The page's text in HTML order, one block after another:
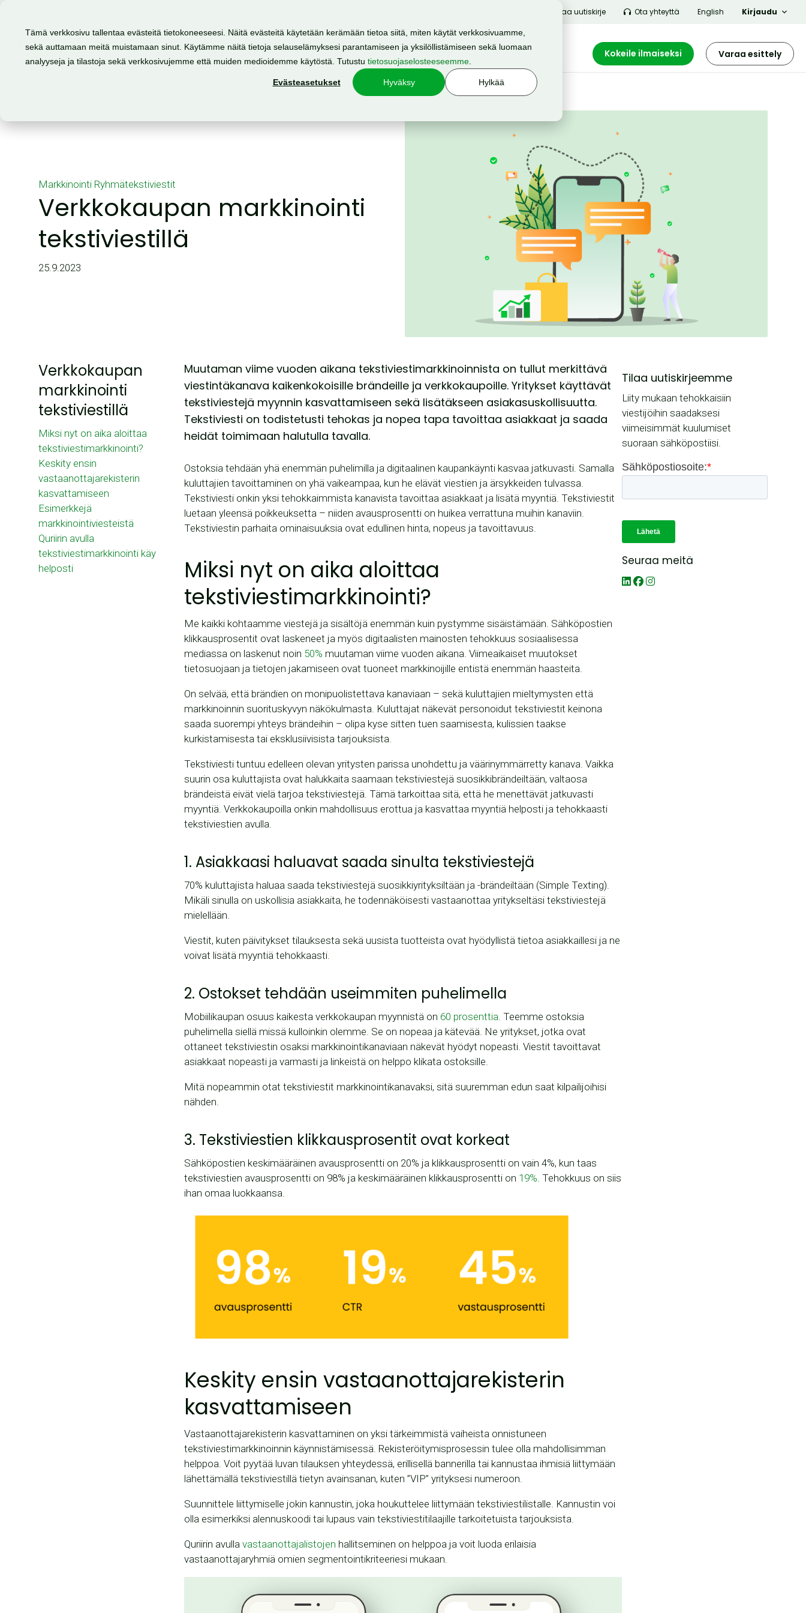
Tämä verkkosivu tallentaa evästeitä tietokoneeseesi. Näitä evästeitä käytetään kerämään tietoa siitä, miten käytät verkkosivuamme,
sekä auttamaan meitä muistamaan sinut. Käytämme näitä tietoja selauselämyksesi parantamiseen ja yksilöllistämiseen sekä luomaan
analyyseja ja tilastoja sekä verkkosivujemme että muiden medioidemme käytöstä. Tutustu tietosuojaselosteeseemme
Evästeasetukset Hyväksy Hylkää
Tilaa uutiskirje Ota yhteyttä Kirjaudu
English
Tuote Mahdollisuudet Resurssit Hinnasto Meistä Varaa esittely
Kokeile ilmaiseksi
Markkinointi Ryhmätekstiviestit
Verkkokaupan markkinointi
tekstiviestillä
25.9.2023
Verkkokaupan
markkinointi
tekstiviestillä
Miksi nyt on aika aloittaa
tekstiviestimarkkinointi?
Keskity ensin
vastaanottajarekisterin
kasvattamiseen
Esimerkkejä
markkinointiviesteistä
Quriirin avulla
tekstiviestimarkkinointi käy
helposti
Muutaman viime vuoden aikana tekstiviestimarkkinoinnista on tullut merkittävä
viestintäkanava kaikenkokoisille brändeille ja verkkokaupoille. Yritykset käyttävät
tekstiviestejä myynnin kasvattamiseen sekä lisätäkseen asiakasuskollisuutta.
Tekstiviesti on todistetusti tehokas ja nopea tapa tavoittaa asiakkaat ja saada
heidät toimimaan halutulla tavalla.
Ostoksia tehdään yhä enemmän puhelimilla ja digitaalinen kaupankäynti kasvaa jatkuvasti. Samalla
kuluttajien tavoittaminen on yhä vaikeampaa, kun he elävät viestien ja ärsykkeiden tulvassa.
Tekstiviesti onkin yksi tehokkaimmista kanavista tavoittaa asiakkaat ja lisätä myyntiä. Tekstiviestit
luetaan yleensä poikkeuksetta – niiden avausprosentti on huikea verrattuna muihin kanaviin.
Tekstiviestin parhaita ominaisuuksia ovat edullinen hinta, nopeus ja tavoittavuus.
Miksi nyt on aika aloittaa
tekstiviestimarkkinointi?
Me kaikki kohtaamme viestejä ja sisältöjä enemmän kuin pystymme sisäistämään. Sähköpostien
klikkausprosentit ovat laskeneet ja myös digitaalisten mainosten tehokkuus sosiaalisessa
mediassa on laskenut noin 50% muutaman viime vuoden aikana. Viimeaikaiset muutokset
tietosuojaan ja tietojen jakamiseen ovat tuoneet markkinoijille entistä enemmän haasteita.
On selvää, että brändien on monipuolistettava kanaviaan – sekä kuluttajien mieltymysten että
markkinoinnin suorituskyvyn näkökulmasta. Kuluttajat näkevät personoidut tekstiviestit keinona
saada suorempi yhteys brändeihin – olipa kyse sitten tuen saamisesta, kulissien taakse
kurkistamisesta tai eksklusiivisista tarjouksista.
Tekstiviesti tuntuu edelleen olevan yritysten parissa unohdettu ja väärinymmärretty kanava. Vaikka
suurin osa kuluttajista ovat halukkaita saamaan tekstiviestejä suosikkibrändeiltään, valtaosa
brändeistä eivät vielä tarjoa tekstiviestejä. Tämä tarkoittaa sitä, että he menettävät jatkuvasti
myyntiä. Verkkokaupoilla onkin mahdollisuus erottua ja kasvattaa myyntiä helposti ja tehokkaasti
tekstiviestien avulla.
1. Asiakkaasi haluavat saada sinulta tekstiviestejä
70% kuluttajista haluaa saada tekstiviestejä suosikkiyrityksiltään ja -brändeiltään (Simple Texting).
Mikäli sinulla on uskollisia asiakkaita, he todennäköisesti vastaanottaa yritykseltäsi tekstiviestejä
mielellään.
Viestit, kuten päivitykset tilauksesta sekä uusista tuotteista ovat hyödyllistä tietoa asiakkaillesi ja ne
voivat lisätä myyntiä tehokkaasti.
2. Ostokset tehdään useimmiten puhelimella
Mobiilikaupan osuus kaikesta verkkokaupan myynnistä on 60 prosenttia. Teemme ostoksia
puhelimella siellä missä kulloinkin olemme. Se on nopeaa ja kätevää. Ne yritykset, jotka ovat
ottaneet tekstiviestin osaksi markkinointikanaviaan näkevät hyödyt nopeasti. Viestit tavoittavat
asiakkaat nopeasti ja varmasti ja linkeistä on helppo klikata ostoksille.
Mitä nopeammin otat tekstiviestit markkinointikanavaksi, sitä suuremman edun saat kilpailijoihisi
nähden.
3. Tekstiviestien klikkausprosentit ovat korkeat
Sähköpostien keskimääräinen avausprosentti on 20% ja klikkausprosentti on vain 4%, kun taas
tekstiviestien avausprosentti on 98% ja keskimääräinen klikkausprosentti on 19%. Tehokkuus on siis
ihan omaa luokkaansa.
Keskity ensin vastaanottajarekisterin
kasvattamiseen
Vastaanottajarekisterin kasvattaminen on yksi tärkeimmistä vaiheista onnistuneen
tekstiviestimarkkinoinnin käynnistämisessä. Rekisteröitymisprosessin tulee olla mahdollisimman
helppoa. Voit pyytää luvan tilauksen yhteydessä, erillisellä bannerilla tai kannustaa ihmisiä liittymään
lähettämällä tekstiviestillä tietyn avainsanan, kuten ”VIP” yrityksesi numeroon.
Suunnittele liittymiselle jokin kannustin, joka houkuttelee liittymään tekstiviestilistalle. Kannustin voi
olla esimerkiksi alennuskoodi tai lupaus vain tekstiviestitilaajille tarkoitetuista tarjouksista.
Quriirin avullavastaanottajalistojen hallitseminen on helppoa ja voit luoda erilaisia
vastaanottajaryhmiä omien segmentointikriteeriesi mukaan.
Tilaa uutiskirjeemme
Liity mukaan tehokkaisiin
viestijöihin saadaksesi
viimeisimmät kuulumiset
suoraan sähköpostiisi.
Seuraa meitä